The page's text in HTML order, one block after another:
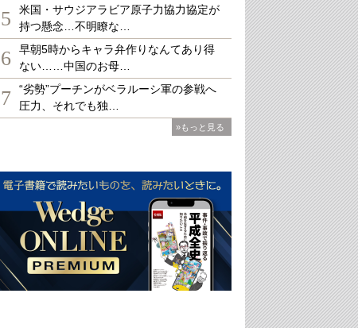
5
米国・サウジアラビア原子力協力協定が
持つ懸念…不明瞭な…
6
早朝5時からキャラ弁作りなんてあり得
ない……中国のお母…
7
“劣勢”プーチンがベラルーシ軍の参戦へ
圧力、それでも独…
»もっと見る